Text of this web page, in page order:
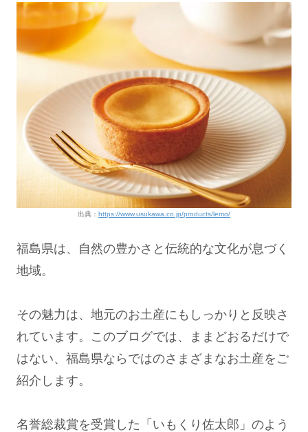
出典： https://www.usukawa.co.jp/products/lemo/
福島県は、自然の豊かさと伝統的な文化が息づく
地域。
その魅力は、地元のお土産にもしっかりと反映さ
れています。このブログでは、ままどおるだけで
はない、福島県ならではのさまざまなお土産をご
紹介します。
名誉総裁賞を受賞した「いもくり佐太郎」のよう